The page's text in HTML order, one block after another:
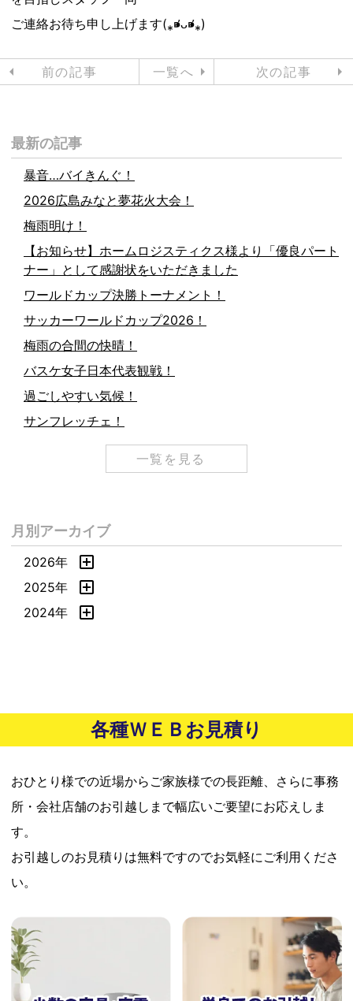
ご連絡お待ち申し上げます(⁎⁍̴̛ᴗ⁍̴̛⁎)
前の記事 一覧へ 次の記事
最新の記事
暴音…バイきんぐ！
2026広島みなと夢花火大会！
梅雨明け！
【お知らせ】ホームロジスティクス様より「優良パート
ナー」として感謝状をいただきました
ワールドカップ決勝トーナメント！
サッカーワールドカップ2026！
梅雨の合間の快晴！
バスケ女子日本代表観戦！
過ごしやすい気候！
サンフレッチェ！
一覧を見る
月別アーカイブ
2026年
2025年
2024年
各種ＷＥＢお見積り
おひとり様での近場からご家族様での長距離、さらに事務
所・会社店舗のお引越しまで幅広いご要望にお応えしま
す。
お引越しのお見積りは無料ですのでお気軽にご利用くださ
い。